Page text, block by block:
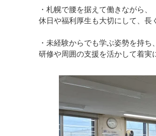
・札幌で腰を据えて働きながら、
休日や福利厚生も大切にして、長
・未経験からでも学ぶ姿勢を持
研修や周囲の支援を活かして着実